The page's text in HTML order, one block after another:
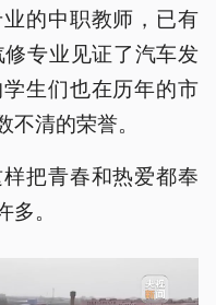
的中职教师，已有
专业见证了汽车发
生们也在历年的市
清的荣誉。
把青春和热爱都奉
。